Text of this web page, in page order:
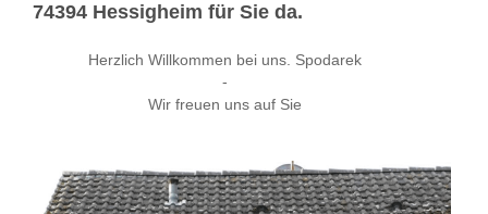
74394 Hessigheim für Sie da.
Herzlich Willkommen bei uns. Spodarek
-
Wir freuen uns auf Sie